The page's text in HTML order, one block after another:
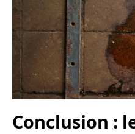
Conclusion :